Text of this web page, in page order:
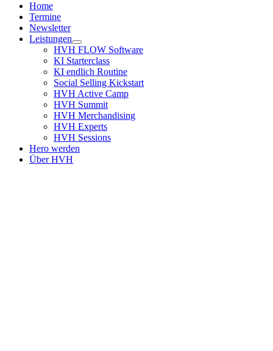
Home
Termine
Newsletter
Leistungen
HVH FLOW Software
KI Starterclass
KI endlich Routine
Social Selling Kickstart
HVH Active Camp
HVH Summit
HVH Merchandising
HVH Experts
HVH Sessions
Hero werden
Über HVH